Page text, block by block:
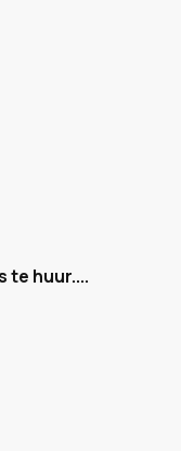
te huur....